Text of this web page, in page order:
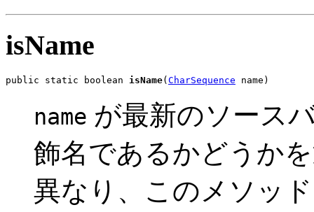
isName
public static boolean isName(CharSequence name)
name が最新のソース
飾名であるかどうか
異なり、このメソッ